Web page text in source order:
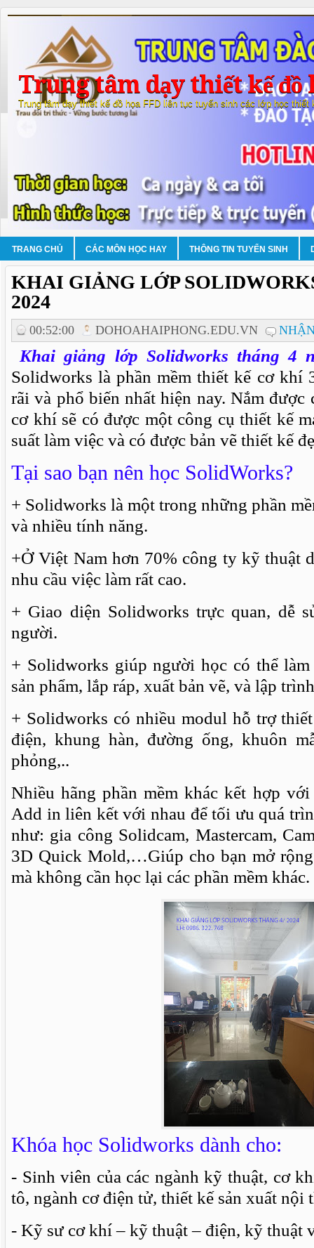
Trung tâm dạy thiết kế đồ
Trung tâm dạy thiết kế đồ họa FFD liên tục tuyển sinh các lớp học thiết
TRANG CHỦ CÁC MÔN HỌC HAY THÔNG TIN TUYỂN SINH
KHAI GIẢNG LỚP
2024
00:52:00 DOHOAHAIPHONG.EDU.VN
Khai giảng lớp Solidworks tháng 4
Solidworks là phần mềm thiết kế cơ khí
rãi và phổ biến nhất hiện nay. Nắm được
cơ khí sẽ có được một công cụ thiết kế
suất làm việc và có được bản vẽ thiết kế
Tại sao bạn nên học SolidWorks?
+ Solidworks là một trong những phần
và nhiều tính năng.
+Ở Việt Nam hơn 70% công ty kỹ thuật
nhu cầu việc làm rất cao.
+ Giao diện Solidworks trực quan, dễ
người.
+ Solidworks giúp người học có thể
sản phẩm, lắp ráp, xuất bản vẽ, và lập
+ Solidworks có nhiều modul hỗ trợ
điện, khung hàn, đường ống, khuôn
phỏng,..
Nhiều hãng phần mềm khác kết hợp
Add in liên kết với nhau để tối ưu quá
như: gia công Solidcam, Mastercam,
3D Quick Mold,…Giúp cho bạn mở
mà không cần học lại các phần mềm khác.
Khóa học Solidworks dành cho:
- Sinh viên của các ngành kỹ thuật, cơ
tô, ngành cơ điện tử, thiết kế sản xuất
- Kỹ sư cơ khí – kỹ thuật – điện, kỹ thuật